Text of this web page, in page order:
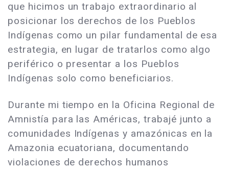
que hicimos un trabajo extraordinario al
posicionar los derechos de los Pueblos
Indígenas como un pilar fundamental de esa
estrategia, en lugar de tratarlos como algo
periférico o presentar a los Pueblos
Indígenas solo como beneficiarios.
Durante mi tiempo en la Oficina Regional de
Amnistía para las Américas, trabajé junto a
comunidades Indígenas y amazónicas en la
Amazonia ecuatoriana, documentando
violaciones de derechos humanos